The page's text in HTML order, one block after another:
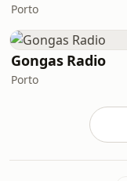
Porto
Gongas Radio
Porto